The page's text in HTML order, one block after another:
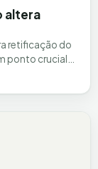
altera
retificação do
ponto crucial